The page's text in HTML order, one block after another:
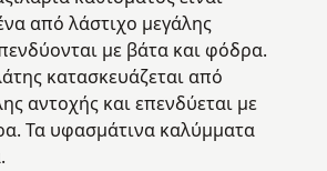
από λάστιχο μεγάλης
με βάτα και φόδρα.
κατασκευάζεται από
αντοχής και επενδύεται με
Τα υφασμάτινα καλύμματα